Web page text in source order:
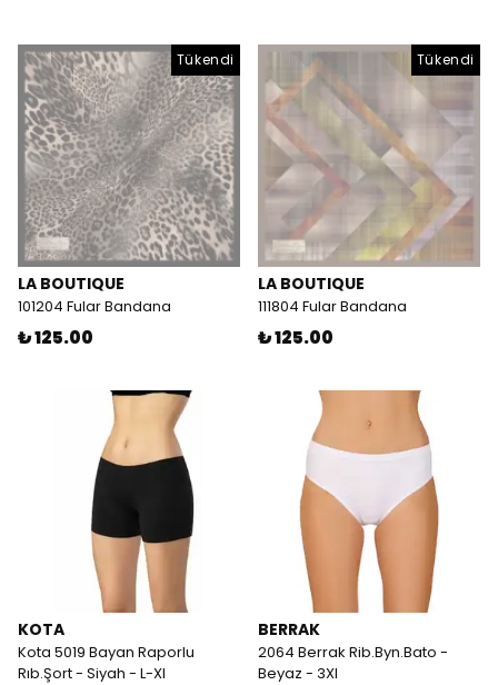
Tükendi
LA BOUTIQUE
101204 Fular Bandana
₺ 125.00
Tükendi
LA BOUTIQUE
111804 Fular Bandana
₺ 125.00
KOTA
Kota 5019 Bayan Raporlu
Rıb.Şort - Siyah - L-Xl
BERRAK
2064 Berrak Rib.Byn.Bato -
Beyaz - 3Xl